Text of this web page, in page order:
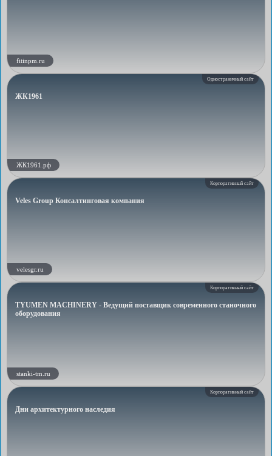
fitinpm.ru
Одностраничный сайт
ЖК1961
ЖК1961.рф
Корпоративный сайт
Veles Group Консалтинговая компания
velesgr.ru
Корпоративный сайт
TYUMEN MACHINERY - Ведущий поставщик современного станочного
оборудования
stanki-tm.ru
Корпоративный сайт
Дни архитектурного наследия